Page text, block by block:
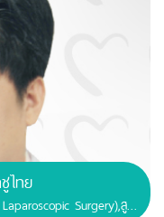
ทย
การผ่าตัดผ่านกล้องทางนรีเวช (Gynecologic Laparoscopic Surgery),สูติศาสตร์และนรีเวชวิทยา (Obstertrics and Gynaecology)